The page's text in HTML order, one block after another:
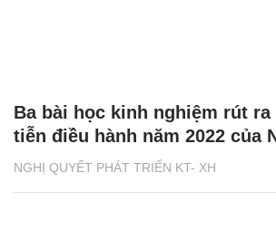
NGHỊ QUYẾT PHÁT TRIỂN KT- XH
Ba bài học kinh nghiệm rút
tiễn điều hành năm 2022 của